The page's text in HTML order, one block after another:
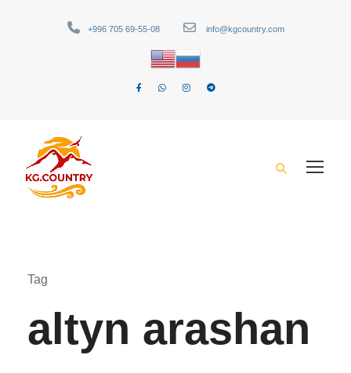
+996 705 69-55-08 info@kgcountry.com
Tag
altyn arashan